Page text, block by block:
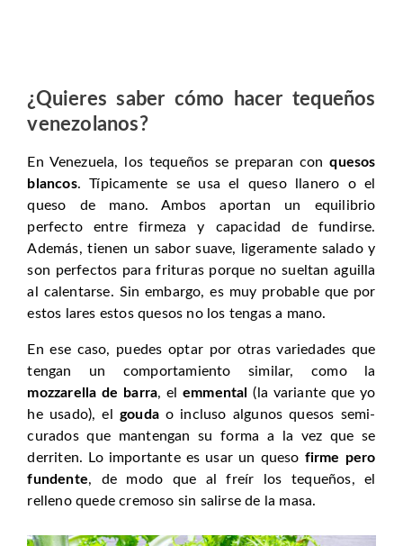
¿Quieres saber cómo hacer tequeños
venezolanos?
En Venezuela, los tequeños se preparan conquesos
blancos. Típicamente se usa el queso llanero o el
queso de mano. Ambos aportan un equilibrio
perfecto entre firmeza y capacidad de fundirse.
Además, tienen un sabor suave, ligeramente salado y
son perfectos para frituras porque no sueltan aguilla
al calentarse. Sin embargo, es muy probable que por
estos lares estos quesos no los tengas a mano.
En ese caso, puedes optar por otras variedades que
tengan un comportamiento similar, como la
mozzarella de barra, elemmental
(la variante que yo
he usado), el goudao incluso algunos quesos semi-
curados que mantengan su forma a la vez que se
derriten. Lo importante es usar un queso firme pero
fundente, de modo que al freír los tequeños, el
relleno quede cremoso sin salirse de la masa.